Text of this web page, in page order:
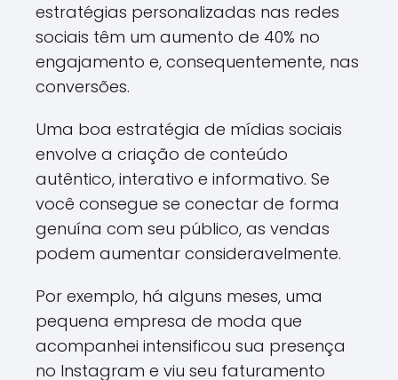
estratégias personalizadas nas redes
sociais têm um aumento de 40% no
engajamento e, consequentemente, nas
conversões.
Uma boa estratégia de mídias sociais
envolve a criação de conteúdo
autêntico, interativo e informativo. Se
você consegue se conectar de forma
genuína com seu público, as vendas
podem aumentar consideravelmente.
Por exemplo, há alguns meses, uma
pequena empresa de moda que
acompanhei intensificou sua presença
no Instagram e viu seu faturamento